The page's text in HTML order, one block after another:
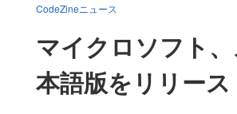
CodeZineニュース
マイクロソフト
本語版をリリース